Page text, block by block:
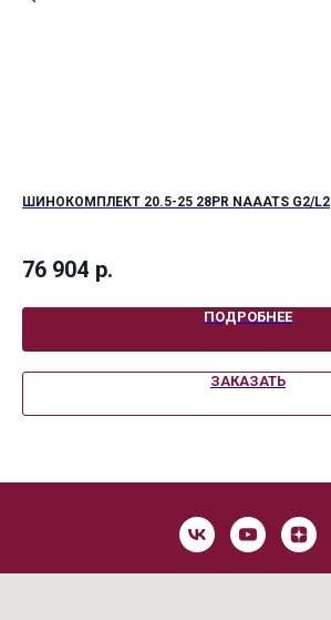
ШИНОКОМПЛЕКТ 20.5-25 28PR NAAATS G2/L2
76 904 р.
ПОДРОБНЕЕ
ЗАКАЗАТЬ